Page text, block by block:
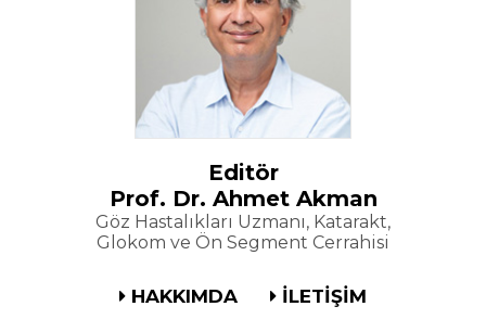
Editör
Prof. Dr. Ahmet Akman
Göz Hastalıkları Uzmanı, Katarakt,
Glokom ve Ön Segment Cerrahisi
HAKKIMDA İLETİŞİM